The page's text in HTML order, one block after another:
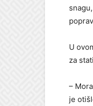
U
za
–
je